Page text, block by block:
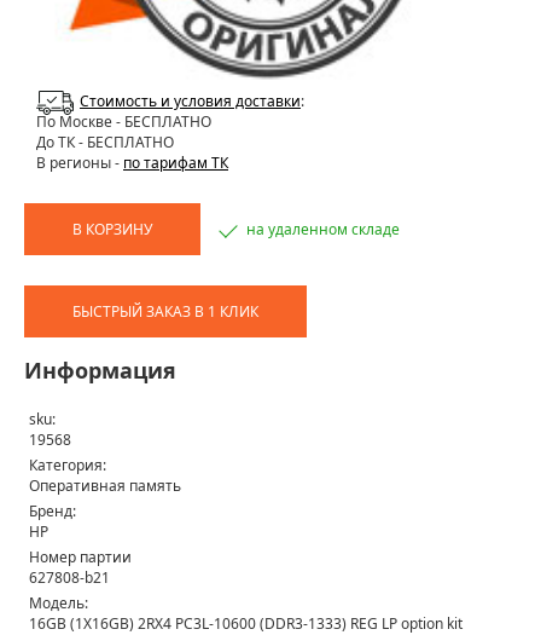
Стоимость и условия доставки:
По Москве- БЕСПЛАТНО
До ТК - БЕСПЛАТНО
В регионы - по тарифам ТК
В КОРЗИНУ на удаленном складе
БЫСТРЫЙ ЗАКАЗ В 1 КЛИК
Информация
sku:
19568
Категория:
Оперативная память
Бренд:
HP
Номер партии
627808-b21
Модель:
16GB (1X16GB) 2RX4 PC3L-10600 (DDR3-1333) REG LP option kit